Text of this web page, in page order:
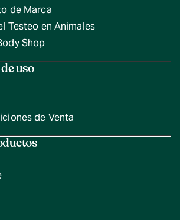
de Marca
Testeo en Animales
Shop
uso
de Venta